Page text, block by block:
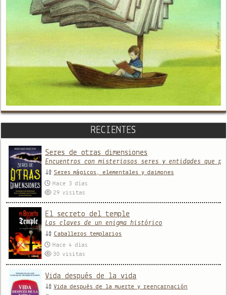
RECIENTES
Seres de otras dimensiones
Encuentros con misteriosos seres y entidades que
Seres mágicos, elementales y daimones
Hace 3 días
29visitas
El secreto del temple
Las claves de un enigma histórico
Caballeros templarios
Hace 4 días
30visitas
Vida después de la vida
Vida después de la muerte y reencarnación